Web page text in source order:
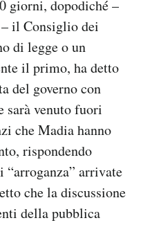
giorni, dopodiché –
il Consiglio dei
di legge o un
il primo, ha detto
del governo con
sarà venuto fuori
che Madia hanno
rispondendo
arrivate
che la discussione
della pubblica